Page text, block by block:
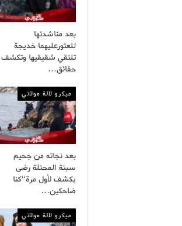
بعد مناشدتها
للعثورعليهما خديجة
تلتقي شقيقيها وتكشف
حقائق…
ميكرو لالة مولاتي
بعد نجاته من جحيم
سبتة المحتلة رضى
يكشف لأول مرة“كنا
ضاحكين…
ميكرو لالة مولاتي